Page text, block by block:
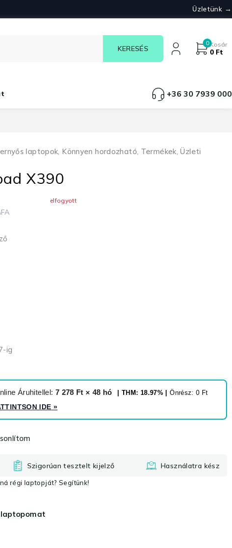
Üzletünk →
0Kosár
0 Ft
+36 30 7939 000
laptopok, Könnyen hordozható, Termékek,Üzleti
X390
elfogyott
ig
Áruhitellel: 7 278 Ft × 48 hó | THM: 18.97% |Önrész: 0 Ft
IDE »
Szigorúan tesztelt kijelző Használatra kész
régi laptopját? Segítünk!